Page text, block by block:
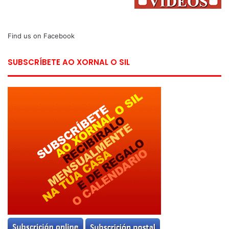
Find us on Facebook
SUBSCRÍBETE AO XORNAL O SIL